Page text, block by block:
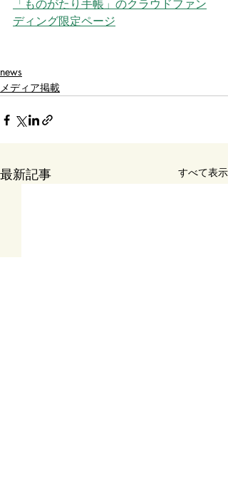
「ものがたり手帳」のクラウドファン
ディング限定ページ
news
メディア掲載
最新記事 すべて表示